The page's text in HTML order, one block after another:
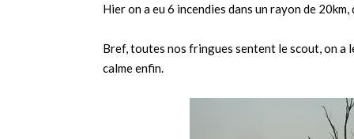
Hier on a eu 6 incendies dans un rayon de
Bref, toutes nos fringues sentent le scout, on a
calme enfin.